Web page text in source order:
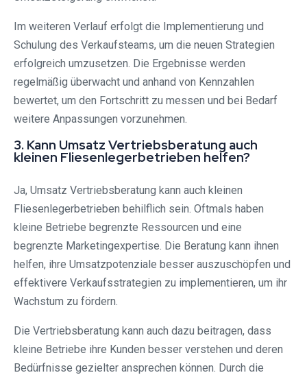
Im weiteren Verlauf erfolgt die Implementierung und
Schulung des Verkaufsteams, um die neuen Strategien
erfolgreich umzusetzen. Die Ergebnisse werden
regelmäßig überwacht und anhand von Kennzahlen
bewertet, um den Fortschritt zu messen und bei Bedarf
weitere Anpassungen vorzunehmen.
3. Kann Umsatz Vertriebsberatung auch
kleinen Fliesenlegerbetrieben helfen?
Ja, Umsatz Vertriebsberatung kann auch kleinen
Fliesenlegerbetrieben behilflich sein. Oftmals haben
kleine Betriebe begrenzte Ressourcen und eine
begrenzte Marketingexpertise. Die Beratung kann ihnen
helfen, ihre Umsatzpotenziale besser auszuschöpfen und
effektivere Verkaufsstrategien zu implementieren, um ihr
Wachstum zu fördern.
Die Vertriebsberatung kann auch dazu beitragen, dass
kleine Betriebe ihre Kunden besser verstehen und deren
Bedürfnisse gezielter ansprechen können. Durch die